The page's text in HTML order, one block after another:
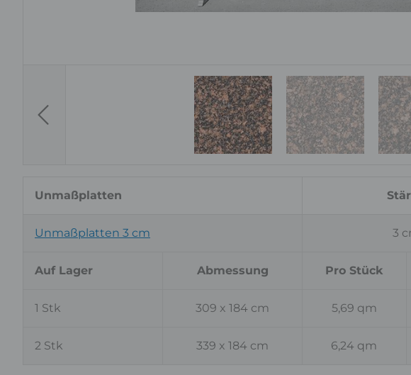
Previous
Unmaßplatten
Unmaßplatten 3 cm 3
Auf Lager Abmessung Pro Stück
1 Stk 309 x 184 cm 5,69 qm
2 Stk 339 x 184 cm 6,24 qm